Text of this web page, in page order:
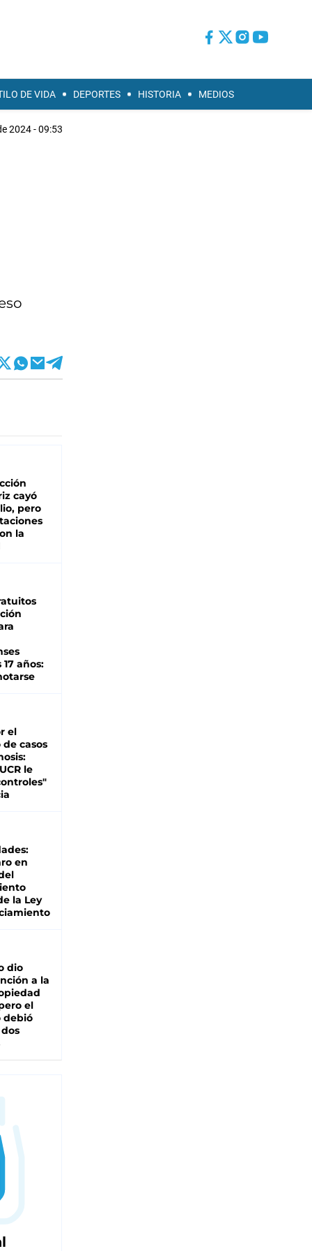
DE VIDA DEPORTES HISTORIA MEDIOS
2024 - 09:53
cayó
pero
la
años:
el
casos
le
en
la Ley
dio
a la
el
debió